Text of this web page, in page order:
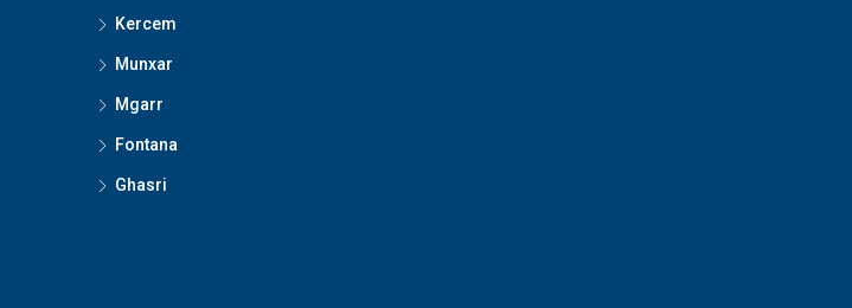
Kercem
Munxar
Mgarr
Fontana
Ghasri